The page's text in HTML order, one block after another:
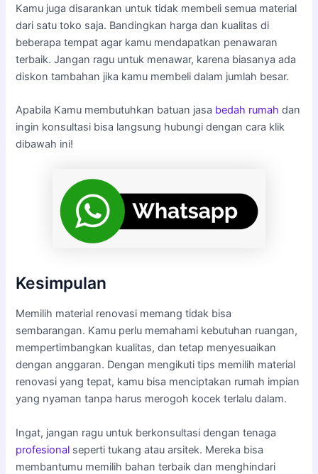
Kamu juga disarankan untuk tidak membeli semua material
dari satu toko saja. Bandingkan harga dan kualitas di
beberapa tempat agar kamu mendapatkan penawaran
terbaik. Jangan ragu untuk menawar, karena biasanya ada
diskon tambahan jika kamu membeli dalam jumlah besar.
Apabila Kamu membutuhkan batuan jasa bedah rumah dan
ingin konsultasi bisa langsung hubungi dengan cara klik
dibawah ini!
Kesimpulan
Memilih material renovasi memang tidak bisa
sembarangan. Kamu perlu memahami kebutuhan ruangan,
mempertimbangkan kualitas, dan tetap menyesuaikan
dengan anggaran. Dengan mengikuti tips memilih material
renovasi yang tepat, kamu bisa menciptakan rumah impian
yang nyaman tanpa harus merogoh kocek terlalu dalam.
Ingat, jangan ragu untuk berkonsultasi dengan tenaga
profesional seperti tukang atau arsitek. Mereka bisa
membantumu memilih bahan terbaik dan menghindari